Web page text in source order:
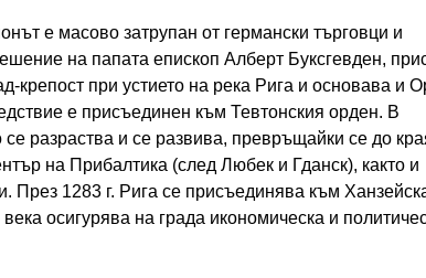
е масово затрупан от германски търговци и
на папата епископ Алберт Буксгевден,
крепост при устието на река Рига и основава и
е присъединен към Тевтонския орден. В
разраства и се развива, превръщайки се до
на Прибалтика (след Любек и Гданск), както и
През 1283 г. Рига се присъединява към
осигурява на града икономическа и